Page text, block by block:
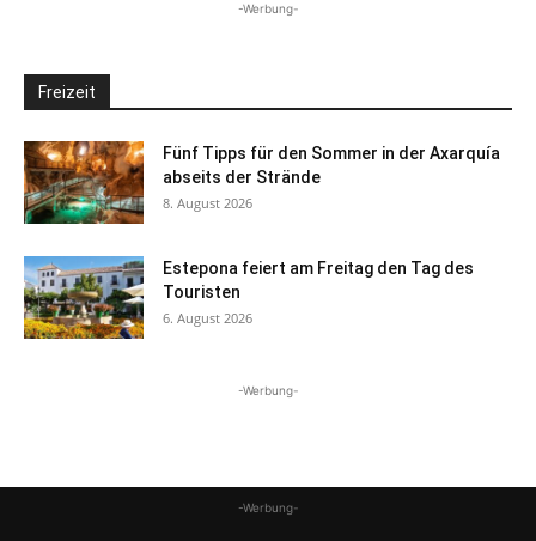
-Werbung-
Freizeit
Fünf Tipps für den Sommer in der Axarquía
abseits der Strände
8. August 2026
Estepona feiert am Freitag den Tag des
Touristen
6. August 2026
-Werbung-
-Werbung-